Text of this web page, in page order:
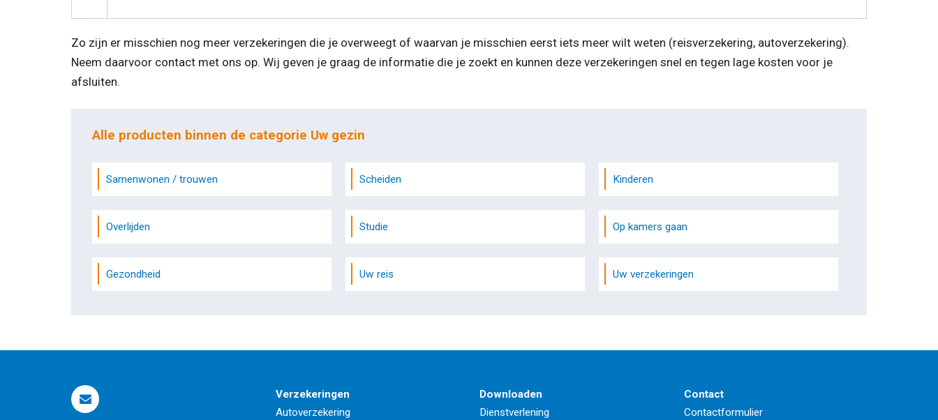
Zo zijn er misschien nog meer verzekeringen die je overweegt of waarvan je misschien eerst iets meer wilt weten (reisverzekering, autoverzekering).
Neem daarvoor contact met ons op. Wij geven je graag de informatie die je zoekt en kunnen deze verzekeringen snel en tegen lage kosten voor je
afsluiten.
Alle producten binnen de categorie Uw gezin
Samenwonen / trouwen Scheiden Kinderen
Overlijden Studie Op kamers gaan
Gezondheid Uw reis Uw verzekeringen
Verzekeringen
Autoverzekering
Downloaden
Dienstverlening
Contact
Contactformulier